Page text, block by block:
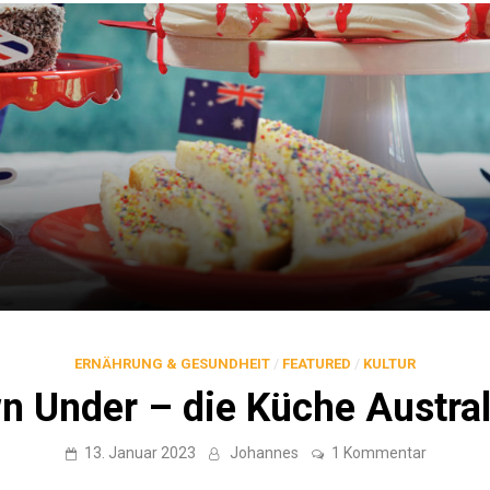
ERNÄHRUNG & GESUNDHEIT / FEATURED / KULTUR
Under – die Küche
13. Januar 2023 Johannes 1 Kommentarzu